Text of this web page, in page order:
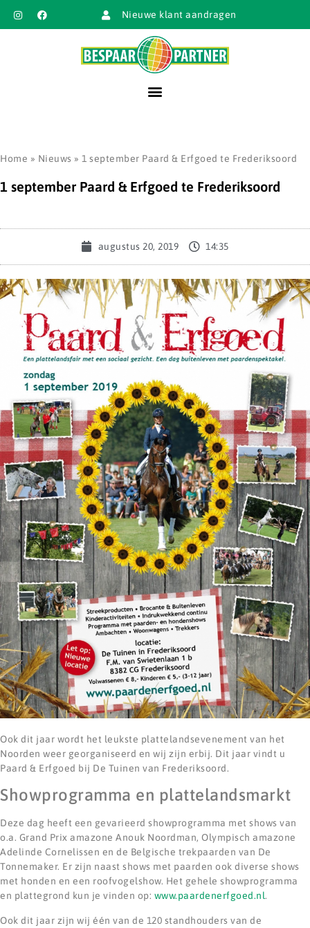
Nieuwe klant aandragen
Home » Nieuws » 1 september Paard & Erfgoed te Frederiksoord
1 september Paard & Erfgoed te Frederiksoord
augustus 20, 2019 14:35
Ook dit jaar wordt het leukste plattelandsevenement van het
Noorden weer georganiseerd en wij zijn erbij. Dit jaar vindt u
Paard & Erfgoed bij De Tuinen van Frederiksoord.
Showprogramma en plattelandsmarkt
Deze dag heeft een gevarieerd showprogramma met shows van
o.a. Grand Prix amazone Anouk Noordman, Olympisch amazone
Adelinde Cornelissen en de Belgische trekpaarden van De
Tonnemaker. Er zijn naast shows met paarden ook diverse shows
met honden en een roofvogelshow. Het gehele showprogramma
en plattegrond kun je vinden op: www.paardenerfgoed.nl.
Ook dit jaar zijn wij één van de 120 standhouders van de